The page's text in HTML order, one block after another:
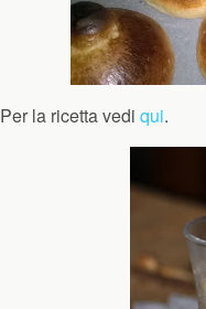
Per la ricetta vedi qui.